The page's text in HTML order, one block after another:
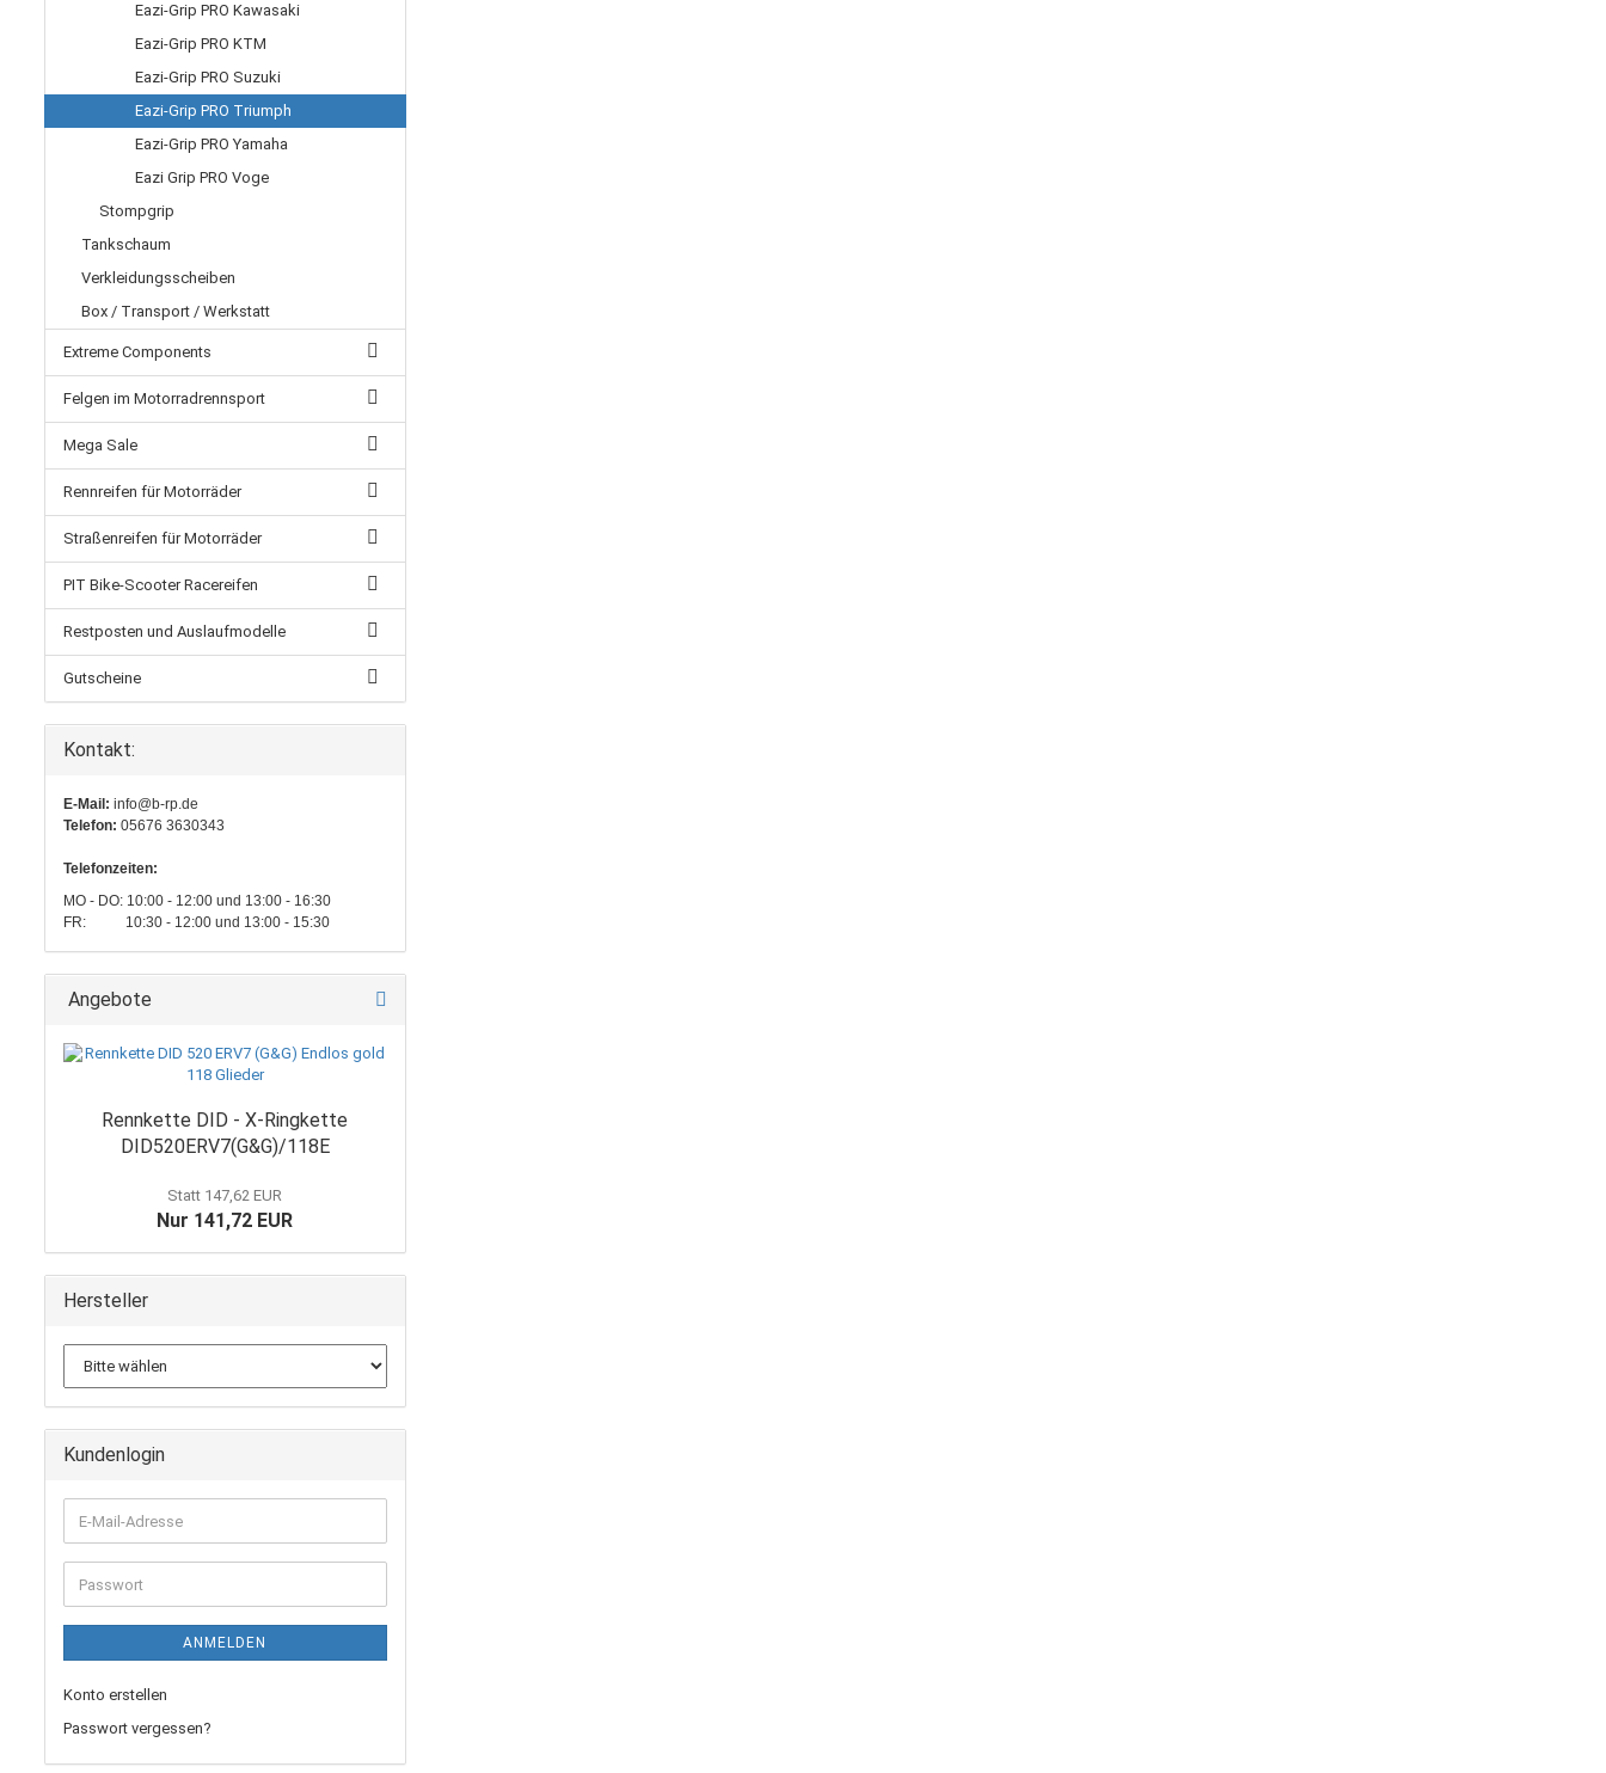
Eazi-Grip PRO Kawasaki
Eazi-Grip PRO KTM
Eazi-Grip PRO Suzuki
Eazi-Grip PRO Triumph
Eazi-Grip PRO Yamaha
Eazi Grip PRO Voge
Stompgrip
Tankschaum
Verkleidungsscheiben
Box / Transport / Werkstatt
Extreme Components
Felgen im Motorradrennsport
Mega Sale
Rennreifen für Motorräder
Straßenreifen für Motorräder
PIT Bike-Scooter Racereifen
Restposten und Auslaufmodelle
Gutscheine
Kontakt:
E-Mail: info@b-rp.de
Telefon: 05676 3630343
Telefonzeiten:
MO - DO: 10:00 - 12:00 und 13:00 - 16:30
FR: 10:30 - 12:00 und 13:00 - 15:30
Angebote
Rennkette DID - X-Ringkette
DID520ERV7(G&G)/118E
Statt 147,62 EUR
Nur 141,72 EUR
Hersteller
Kundenlogin
E-
Mail-
Adresse
Passwort
ANMELDEN
Konto erstellen
Passwort vergessen?